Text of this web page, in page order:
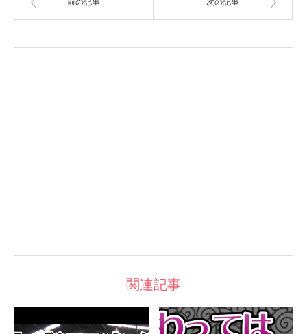
前の記事 次の記事
関連記事